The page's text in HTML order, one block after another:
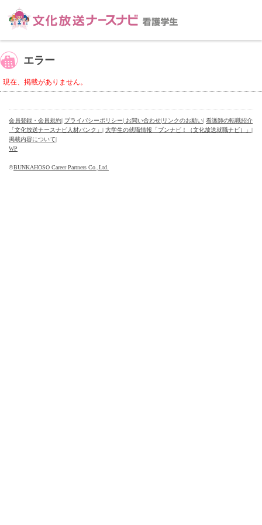
エラー
現在、掲載がありません。
会員登録・会員規約| プライバシーポリシー| お問い合わせ|リンクのお願い| 看護師の転職紹介
「文化放送ナースナビ人材バンク」 | 大学生の就職情報「ブンナビ！（文化放送就職ナビ）」 |
掲載内容について|
WP
©BUNKAHOSO Career Partners Co.,Ltd.